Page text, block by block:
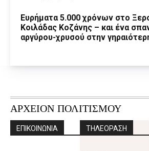
Ευρήματα 5.000 χρόνων στο
Κοιλάδας Κοζάνης – και ένα
αργύρου-χρυσού στην
ΑΡΧΕΙΟΝ ΠΟΛΙΤΙΣΜΟΥ
ΕΠΙΚΟΙΝΩΝΙΑ ΤΗΛΕΟΡΑΣΗ